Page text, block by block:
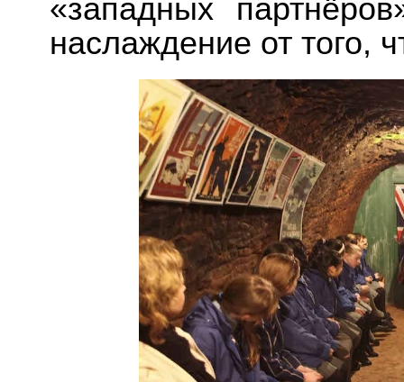
«западных
наслаждение от того,